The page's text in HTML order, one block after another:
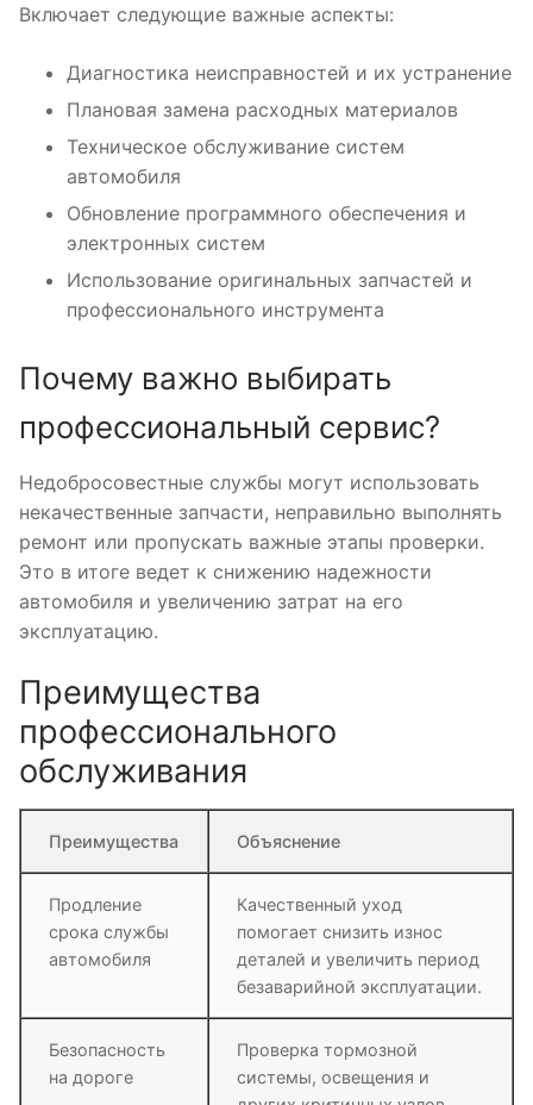
Включает следующие важные аспекты:
Диагностика неисправностей и их устранение
Плановая замена расходных материалов
Техническое обслуживание систем
автомобиля
Обновление программного обеспечения и
электронных систем
Использование оригинальных запчастей и
профессионального инструмента
Почему важно выбирать
профессиональный сервис?
Недобросовестные службы могут использовать
некачественные запчасти, неправильно выполнять
ремонт или пропускать важные этапы проверки.
Это в итоге ведет к снижению надежности
автомобиля и увеличению затрат на его
эксплуатацию.
Преимущества
профессионального
обслуживания
Преимущества Объяснение
Продление
срока службы
автомобиля
Качественный уход
помогает снизить износ
деталей и увеличить период
безаварийной эксплуатации.
Безопасность
на дороге
Проверка тормозной
системы, освещения и